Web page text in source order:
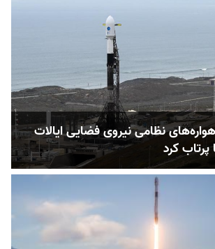
نظامی نیروی فضایی ایالات
کرد